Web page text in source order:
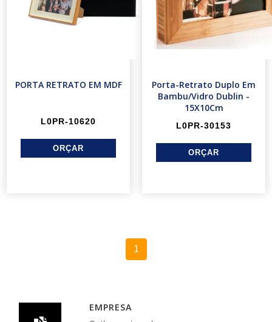
PORTA RETRATO EM MDF
L0PR-10620
Porta-Retrato Duplo Em
Bambu/Vidro Dublin -
15X10Cm
L0PR-30153
1
EMPRESA